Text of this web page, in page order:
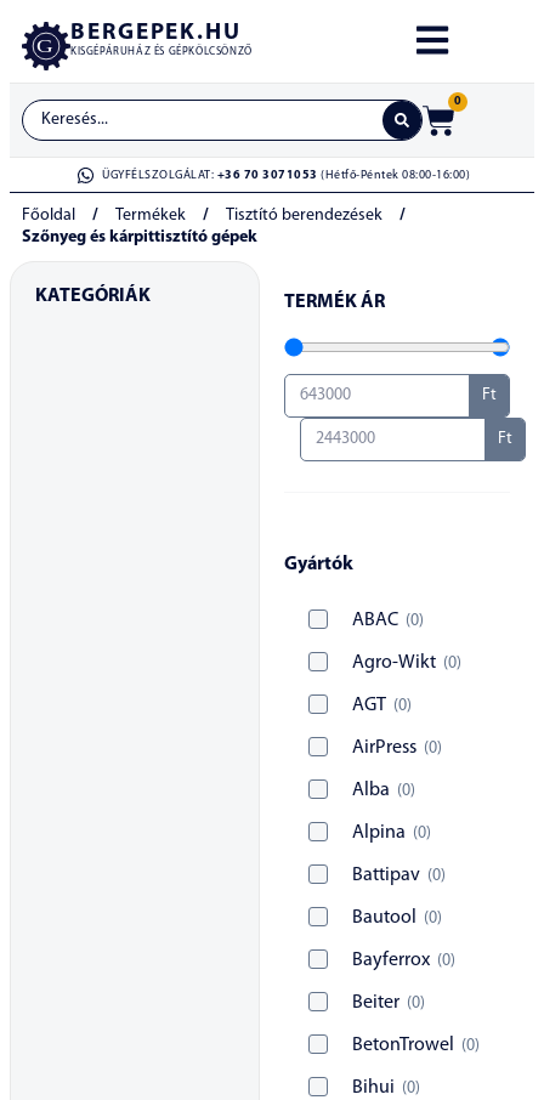
BERGEPEK.HU
KISGÉPÁRUHÁZ ÉS GÉPKÖLCSÖNZŐ
0
ÜGYFÉLSZOLGÁLAT: +36 70 3071053 (Hétfő-Péntek 08:00-16:00)
Főoldal / Termékek / Tisztító berendezések
/
Szőnyeg és kárpittisztító gépek
TERMÉK ÁR
Ft
Ft
Gyártók
ABAC (0)
Agro-Wikt (0)
AGT (0)
AirPress (0)
Alba (0)
Alpina (0)
Battipav (0)
Bautool (0)
Bayferrox (0)
Beiter (0)
BetonTrowel (0)
Bihui (0)
KATEGÓRIÁK